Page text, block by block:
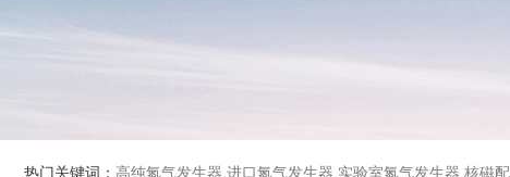
热门关键词： 高纯氮气发生器,进口氮气发生器,实验室氮气发生器,核磁